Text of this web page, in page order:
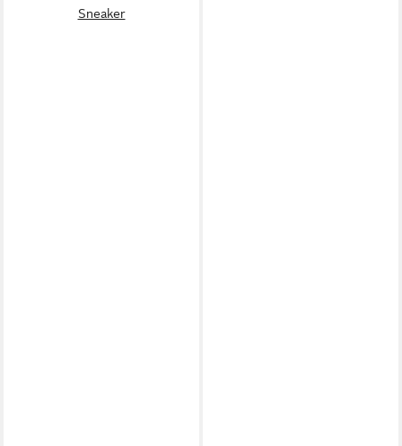
Sneaker